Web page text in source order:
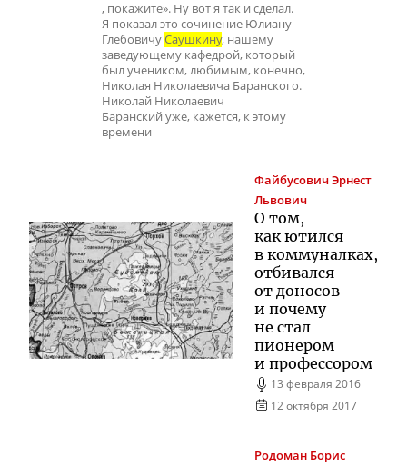
, покажите». Ну вот я так и сделал.
Я показал это сочинение Юлиану
ГлебовичуСаушкину, нашему
заведующему кафедрой, который
был учеником, любимым, конечно,
Николая Николаевича Баранского.
Николай Николаевич
Баранский уже, кажется, к этому
времени
ФайбусовичЭрнест
Львович
О том,
как ютился
в коммуналках,
отбивался
от доносов
и почему
не стал
пионером
и профессором
13 февраля 2016
12 октября 2017
Родоман Борис